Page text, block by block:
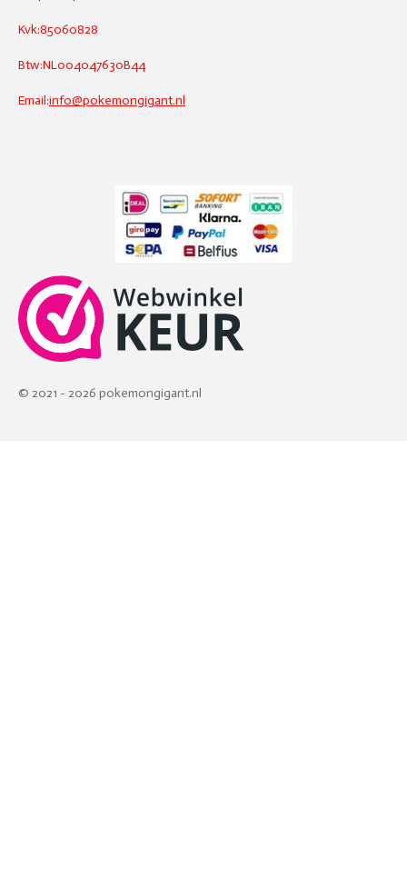
Kvk:85060828
Btw:NL004047630B44
Email:info@pokemongigant.nl
© 2021 - 2026 pokemongigant.nl